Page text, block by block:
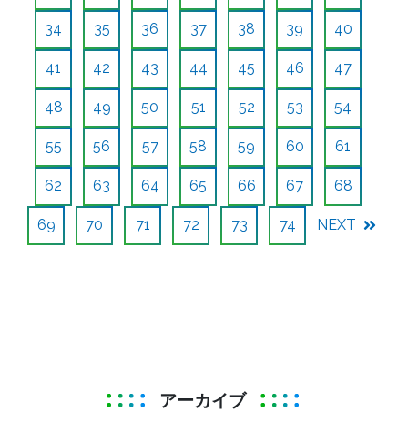
34 35 36 37 38 39 40
41 42 43 44 45 46 47
48 49 50 51 52 53 54
55 56 57 58 59 60 61
62 63 64 65 66 67 68
69 70 71 72 73 74 NEXT
アーカイブ